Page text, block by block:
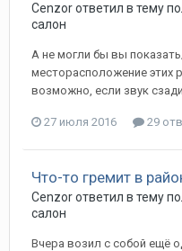
Cenzorответил в тему
салон
А не могли бы вы
месторасположение этих
возможно, если звук
27 июля 2016 29
Что-то гремит в
Cenzorответил в тему
салон
Вчера возил с собой ещё